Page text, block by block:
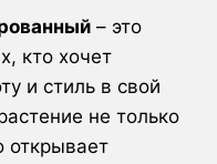
– это
кто хочет
и стиль в свой
не только
открывает